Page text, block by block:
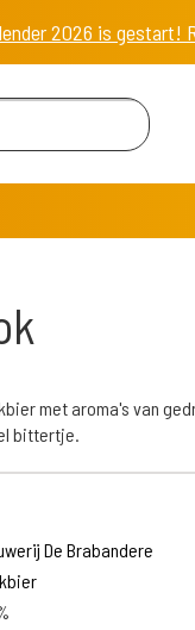
2026 is gestart!
met aroma's van
bittertje.
De Brabandere